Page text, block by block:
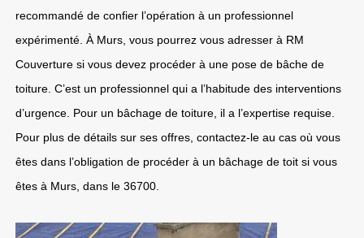
recommandé de confier l’opération à un professionnel
expérimenté. À Murs, vous pourrez vous adresser à RM
Couverture si vous devez procéder à une pose de bâche de
toiture. C’est un professionnel qui a l’habitude des interventions
d’urgence. Pour un bâchage de toiture, il a l’expertise requise.
Pour plus de détails sur ses offres, contactez-le au cas où vous
êtes dans l’obligation de procéder à un bâchage de toit si vous
êtes à Murs, dans le 36700.